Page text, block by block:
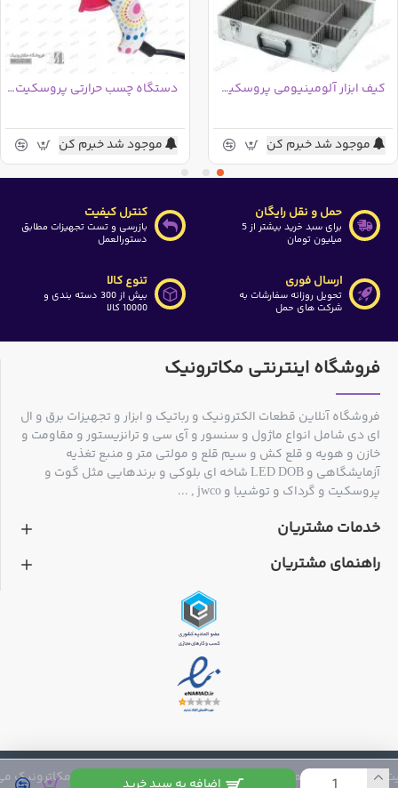
کیف ابزار آلومینیومی پروسکیت 9PK-730N
موجود شد خبرم کن
دستگاه چسب حرارتی پروسکیت GK-352F
موجود شد خبرم کن
حمل و نقل رایگان
برای سبد خرید بیشتر از 5
میلیون تومان
کنترل کیفیت
بازرسی و تست تجهیزات مطابق
دستورالعمل
ارسال فوری
تحویل روزانه سفارشات به
شرکت های حمل
تنوع کالا
بیش از 300 دسته بندی و
10000 کالا
فروشگاه اینترنتی مکاترونیک
فروشگاه آنلاین قطعات الکترونیک و رباتیک و ابزار و تجهیزات برق و ال
ای دی شامل انواع ماژول و سنسور و آی سی و ترانزیستور و مقاومت و
خازن و هویه و قلع کش و سیم قلع و مولتی متر و منبع تغذیه
آزمایشگاهی و LED DOB شاخه ای بلوکی و برندهایی مثل گوت و
پروسکیت و گرداک و توشیبا و jwco , ...
خدمات مشتریان
راهنمای مشتریان
فروشگاه مکاترونیک می باشد